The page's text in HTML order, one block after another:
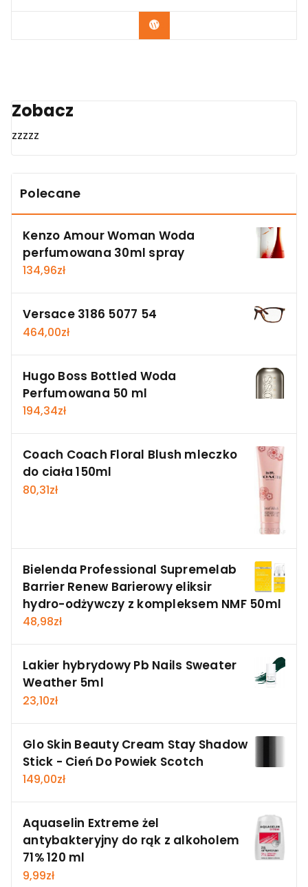
Zobacz
Zobacz
zzzzz
Polecane
Kenzo Amour Woman Woda
perfumowana 30ml spray
134,96zł
Versace 3186 5077 54
464,00zł
Hugo Boss Bottled Woda
Perfumowana 50 ml
194,34zł
Coach Coach Floral Blush mleczko
do ciała 150ml
80,31zł
Bielenda Professional Supremelab
Barrier Renew Barierowy eliksir
hydro-odżywczy z kompleksem NMF 50ml
48,98zł
Lakier hybrydowy Pb Nails Sweater
Weather 5ml
23,10zł
Glo Skin Beauty Cream Stay Shadow
Stick - Cień Do Powiek Scotch
149,00zł
Aquaselin Extreme żel
antybakteryjny do rąk z alkoholem
71% 120 ml
9,99zł